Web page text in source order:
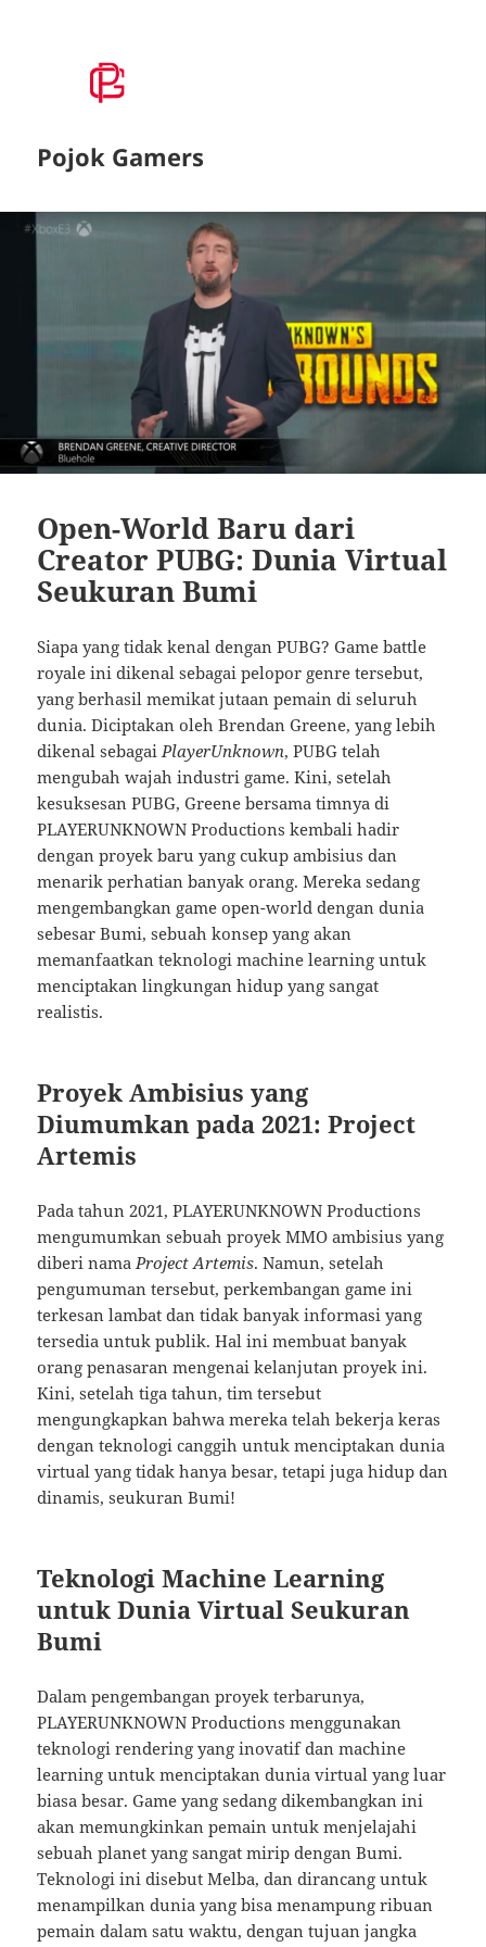
Pojok Gamers
Open-World Baru dari
Creator PUBG: Dunia Virtual
Seukuran Bumi
Siapa yang tidak kenal dengan PUBG? Game battle
royale ini dikenal sebagai pelopor genre tersebut,
yang berhasil memikat jutaan pemain di seluruh
dunia. Diciptakan oleh Brendan Greene, yang lebih
dikenal sebagaiPlayerUnknown, PUBG telah
mengubah wajah industri game. Kini, setelah
kesuksesan PUBG, Greene bersama timnya di
PLAYERUNKNOWN Productions kembali hadir
dengan proyek baru yang cukup ambisius dan
menarik perhatian banyak orang. Mereka sedang
mengembangkan game open-world dengan dunia
sebesar Bumi, sebuah konsep yang akan
memanfaatkan teknologi machine learning untuk
menciptakan lingkungan hidup yang sangat
realistis.
Proyek Ambisius yang
Diumumkan pada 2021: Project
Artemis
Pada tahun 2021, PLAYERUNKNOWN Productions
mengumumkan sebuah proyek MMO ambisius yang
diberi namaProject Artemis. Namun, setelah
pengumuman tersebut, perkembangan game ini
terkesan lambat dan tidak banyak informasi yang
tersedia untuk publik. Hal ini membuat banyak
orang penasaran mengenai kelanjutan proyek ini.
Kini, setelah tiga tahun, tim tersebut
mengungkapkan bahwa mereka telah bekerja keras
dengan teknologi canggih untuk menciptakan dunia
virtual yang tidak hanya besar, tetapi juga hidup dan
dinamis, seukuran Bumi!
Teknologi Machine Learning
untuk Dunia Virtual Seukuran
Bumi
Dalam pengembangan proyek terbarunya,
PLAYERUNKNOWN Productions menggunakan
teknologi rendering yang inovatif dan machine
learning untuk menciptakan dunia virtual yang luar
biasa besar. Game yang sedang dikembangkan ini
akan memungkinkan pemain untuk menjelajahi
sebuah planet yang sangat mirip dengan Bumi.
Teknologi ini disebut Melba, dan dirancang untuk
menampilkan dunia yang bisa menampung ribuan
pemain dalam satu waktu, dengan tujuan jangka